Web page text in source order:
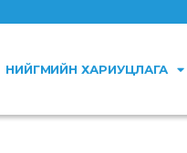
НИЙГМИЙН ХАРИУЦЛАГА